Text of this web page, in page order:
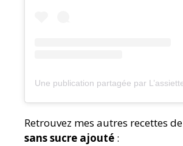
Retrouvez mes autres recettes de
sans sucre ajouté :